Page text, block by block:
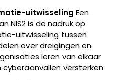
uitwisseling Een
NIS2 is de nadruk op
uitwisseling tussen
over dreigingen en
leren van elkaar
versterken.